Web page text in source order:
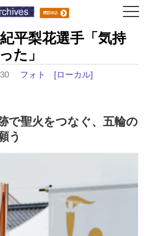
平梨花選手「気持
た」
30 フォト [ローカル]
で聖火をつなぐ、五輪の
う